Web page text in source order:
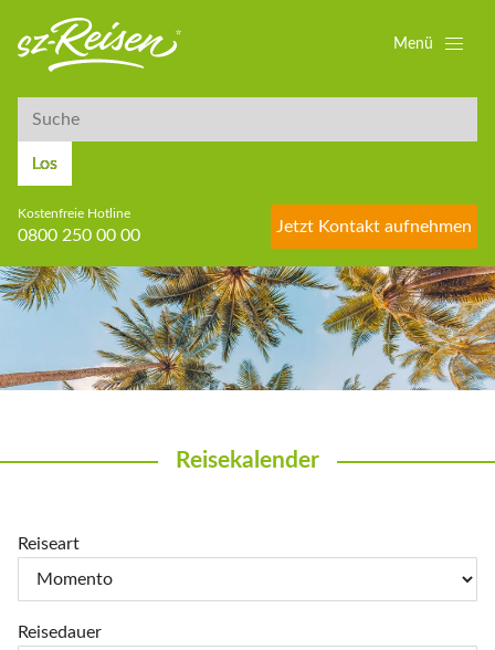
Suche
Los
Kostenfreie Hotline
0800 250 00 00
Jetzt Kontakt aufnehmen
Menü
Reisekalender
Reiseart
Reisedauer